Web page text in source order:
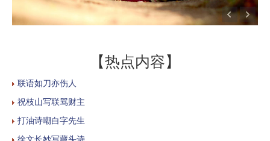
【热点内容】
联语如刀亦伤人
祝枝山写联骂财主
打油诗嘲白字先生